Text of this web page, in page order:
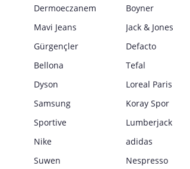
Dermoeczanem
Boyner
Mavi Jeans
Jack & Jones
Gürgençler
Defacto
Bellona
Tefal
Dyson
Loreal Paris
Samsung
Koray Spor
Sportive
Lumberjack
Nike
adidas
Suwen
Nespresso